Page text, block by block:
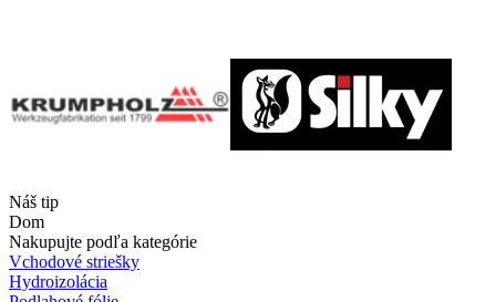
Náš tip
Dom
Nakupujte podľa kategórie
Vchodové striešky
Hydroizolácia